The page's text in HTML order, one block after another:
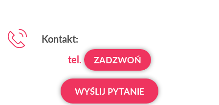
Kontakt:
tel.
ZADZWOŃ
WYŚLIJ PYTANIE